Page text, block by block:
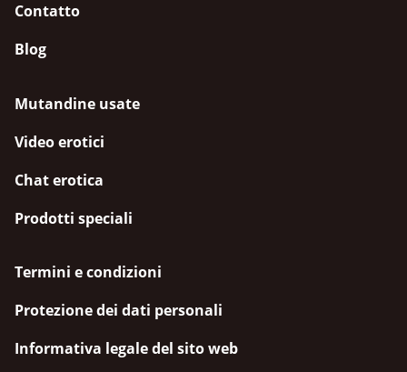
Contatto
Blog
Mutandine usate
Video erotici
Chat erotica
Prodotti speciali
Termini e condizioni
Protezione dei dati personali
Informativa legale del sito web